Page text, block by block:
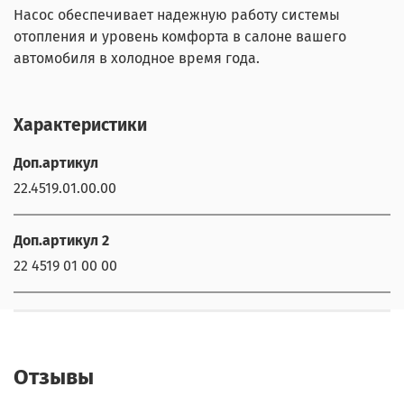
Насос обеспечивает надежную работу системы
отопления и уровень комфорта в салоне вашего
автомобиля в холодное время года.
Характеристики
Доп.артикул
22.4519.01.00.00
Доп.артикул 2
22 4519 01 00 00
Отзывы